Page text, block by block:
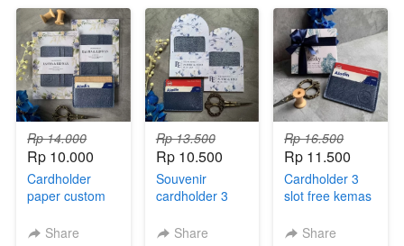
Rp 14.000
Rp 10.000
Cardholder
paper custom
Share
Rp 13.500
Rp 10.500
Souvenir
cardholder 3
paper custom
Share
Rp 16.500
Rp 11.500
Cardholder 3
slot free kemas
custom
Share